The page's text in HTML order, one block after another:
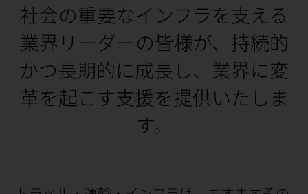
社会の重要なインフラを支える
業界リーダーの皆様が、持続的
かつ長期的に成長し、業界に変
革を起こす支援を提供いたしま
す。